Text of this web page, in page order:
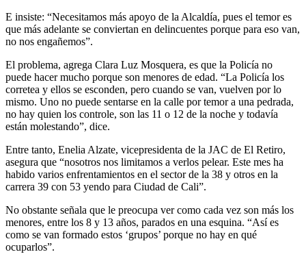
E insiste: “Necesitamos más apoyo de la Alcaldía, pues el temor es
que más adelante se conviertan en delincuentes porque para eso van,
no nos engañemos”.
El problema, agrega Clara Luz Mosquera, es que la Policía no
puede hacer mucho porque son menores de edad. “La Policía los
corretea y ellos se esconden, pero cuando se van, vuelven por lo
mismo. Uno no puede sentarse en la calle por temor a una pedrada,
no hay quien los controle, son las 11 o 12 de la noche y todavía
están molestando”, dice.
Entre tanto, Enelia Alzate, vicepresidenta de la JAC de El Retiro,
asegura que “nosotros nos limitamos a verlos pelear. Este mes ha
habido varios enfrentamientos en el sector de la 38 y otros en la
carrera 39 con 53 yendo para Ciudad de Cali”.
No obstante señala que le preocupa ver como cada vez son más los
menores, entre los 8 y 13 años, parados en una esquina. “Así es
como se van formado estos ‘grupos’ porque no hay en qué
ocuparlos”.